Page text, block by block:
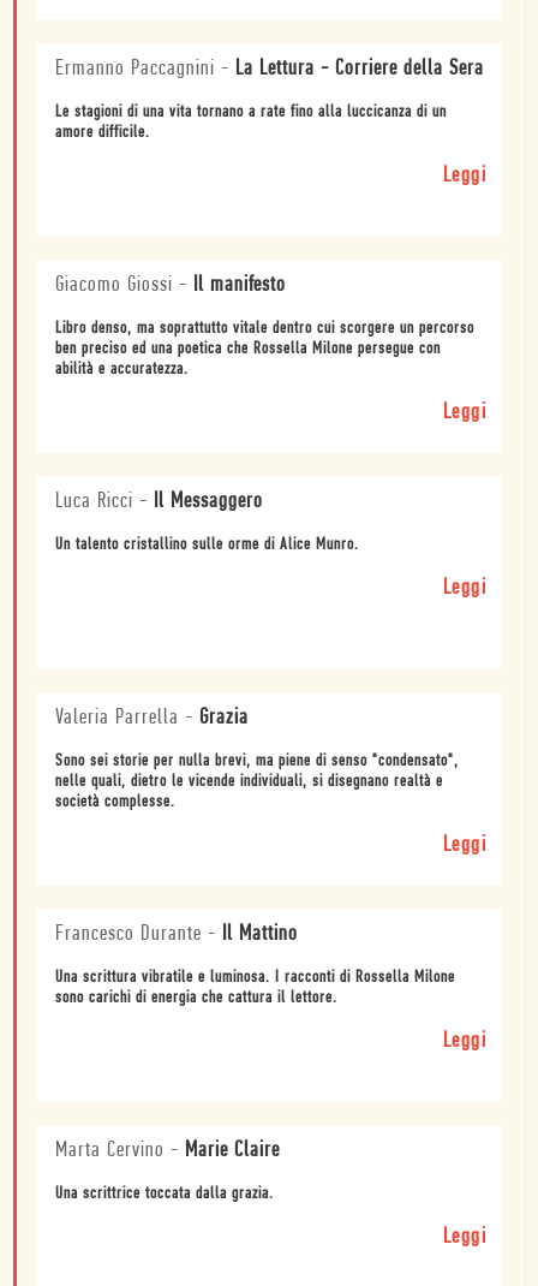
Ermanno Paccagnini - La Lettura - Corriere della Sera
Le stagioni di una vita tornano a rate fino alla luccicanza di un
amore difficile.
Leggi
Giacomo Giossi - Il manifesto
Libro denso, ma soprattutto vitale dentro cui scorgere un percorso
ben preciso ed una poetica che Rossella Milone persegue con
abilità e accuratezza.
Leggi
Luca Ricci - Il Messaggero
Un talento cristallino sulle orme di Alice Munro.
Leggi
Valeria Parrella - Grazia
Sono sei storie per nulla brevi, ma piene di senso "condensato",
nelle quali, dietro le vicende individuali, si disegnano realtà e
società complesse.
Leggi
Francesco Durante - Il Mattino
Una scrittura vibratile e luminosa. I racconti di Rossella Milone
sono carichi di energia che cattura il lettore.
Leggi
Marta Cervino - Marie Claire
Una scrittrice toccata dalla grazia.
Leggi